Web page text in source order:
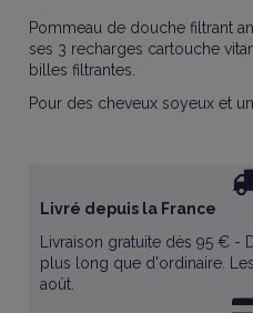
Pommeau de douche filtrant
ses 3 recharges cartouche
billes filtrantes.
Pour des cheveux soyeux et
Livré depuis la France
Livraison gratuite dès 95 € -
plus long que d'ordinaire.
août.